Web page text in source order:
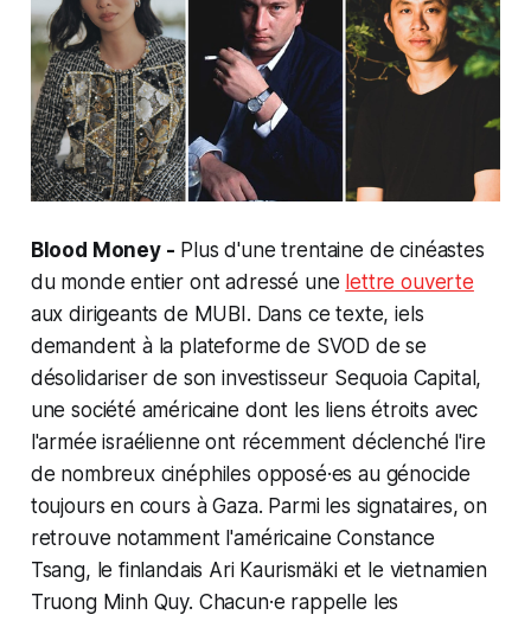
Blood Money - Plus d'une trentaine de cinéastes
du monde entier ont adressé une lettre ouverte
aux dirigeants de MUBI. Dans ce texte, iels
demandent à la plateforme de SVOD de se
désolidariser de son investisseur Sequoia Capital,
une société américaine dont les liens étroits avec
l'armée israélienne ont récemment déclenché l'ire
de nombreux cinéphiles opposé·es au génocide
toujours en cours à Gaza. Parmi les signataires, on
retrouve notamment l'américaine Constance
Tsang, le finlandais Ari Kaurismäki et le vietnamien
Truong Minh Quy. Chacun·e rappelle les